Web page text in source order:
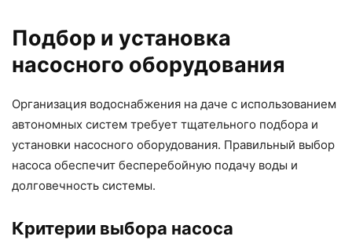
Подбор и установка
насосного оборудования
Организация водоснабжения на даче с использованием
автономных систем требует тщательного подбора и
установки насосного оборудования. Правильный выбор
насоса обеспечит бесперебойную подачу воды и
долговечность системы.
Критерии выбора насоса